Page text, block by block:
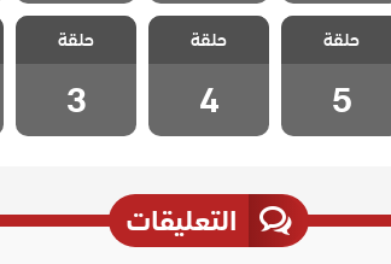
مسلسل ثلاث
اخوات الحلقة 5
حلقة
5
مسلسل ثلاث
اخوات الحلقة 4
حلقة
4
مسلسل ثلاث
اخوات الحلقة 3
حلقة
3
التعليقات